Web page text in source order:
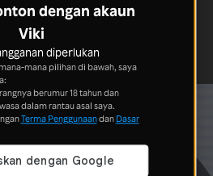
dengan akaun
Viki
diperlukan
mana pilihan di bawah, saya
berumur 18 tahun dan
dalam rantau asal saya.
Terma Penggunaandan Dasar